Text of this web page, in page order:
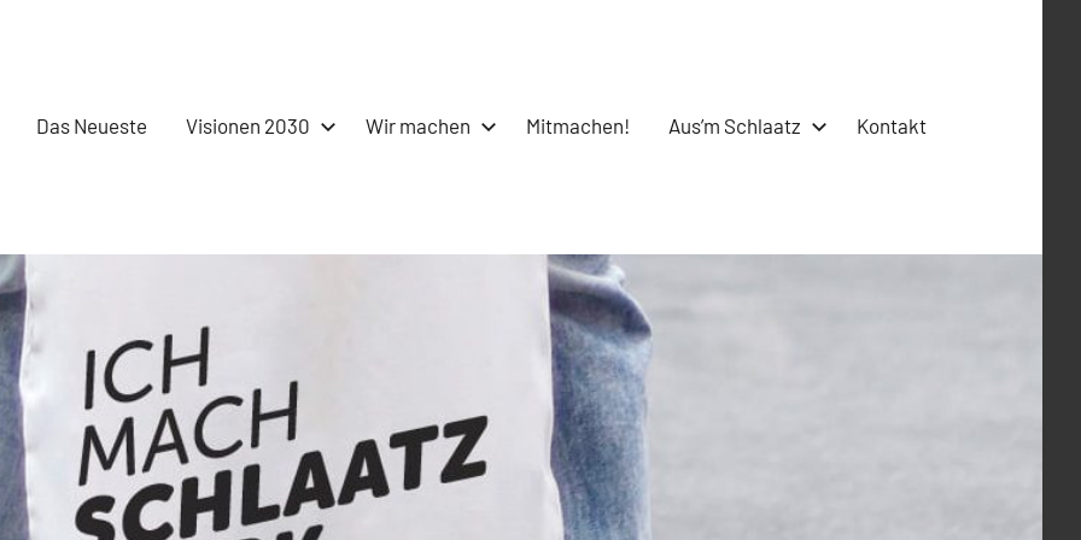
Das Neueste Visionen 2030 Wir machen Mitmachen! Aus’m Schlaatz Kontakt